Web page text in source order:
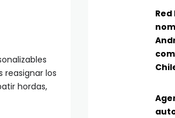
reasignar los
hordas,